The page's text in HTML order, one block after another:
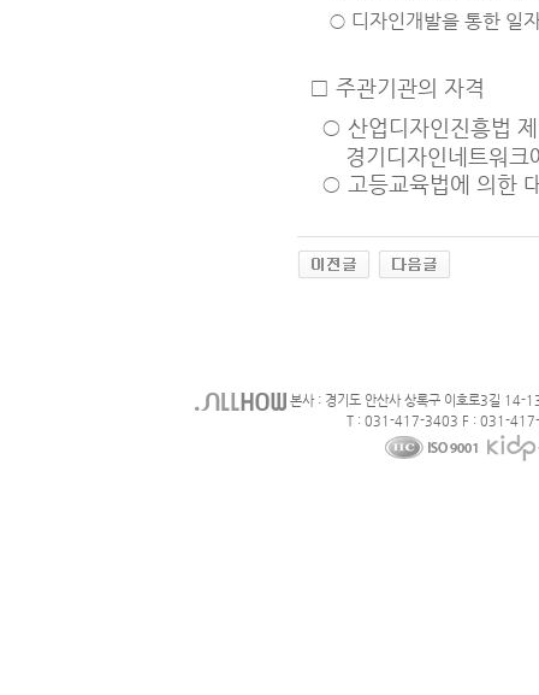
○ 디자인개발을 통한 일
□ 주관기관의 자격
○ 산업디자인진흥법
경기디자인네트워크
○ 고등교육법에 의한
본사 : 경기도 안산사 상록구 이호로3길 14-
T : 031-417-3403 F : 031-